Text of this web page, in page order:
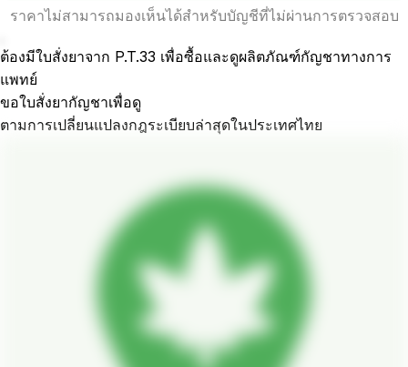
ราคาไม่สามารถมองเห็นได้สำหรับบัญชีที่ไม่ผ่านการตรวจสอบ
ต้องมีใบสั่งยาจาก P.T.33 เพื่อซื้อและดูผลิตภัณฑ์กัญชาทางการ
แพทย์
ขอใบสั่งยากัญชาเพื่อดู
ตามการเปลี่ยนแปลงกฎระเบียบล่าสุดในประเทศไทย